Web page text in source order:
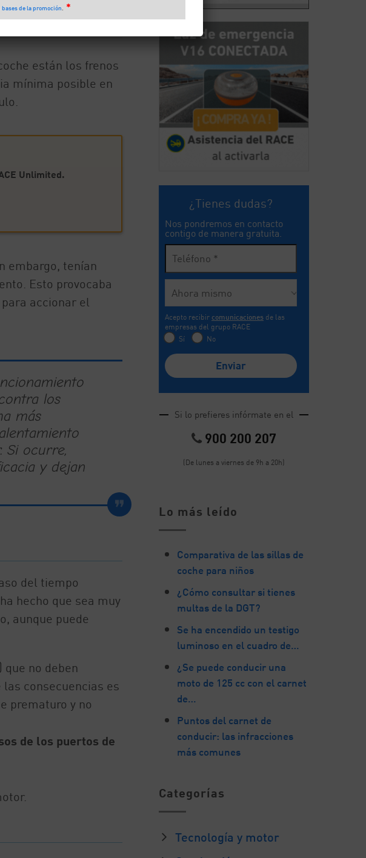
Facebook
TwitterWhatsApp
están los frenos
mínima posible en
Unlimited.
embargo, tenían
Esto provocaba
accionar el
los
más
Si ocurre,
y dejan
del tiempo
hecho que sea muy
aunque puede
que no deben
consecuencias es
prematuro y no
de los puertos de
¿Tienes dudas?
Nos pondremos en contacto
contigo de manera gratuita.
Acepto recibir comunicaciones de las
empresas del grupo RACE
Sí
No
Si lo prefieres infórmate en el
900 200 207
(De lunes a viernes de 9h a 20h)
Lo más leído
Comparativa de las sillas de
coche para niños
¿Cómo consultar si tienes
multas de la DGT?
Se ha encendido un testigo
luminoso en el cuadro de…
¿Se puede conducir una
moto de 125 cc con el carnet
de…
Puntos del carnet de
conducir: las infracciones
más comunes
Categorías
Tecnología y motor
bases de la promoción. *